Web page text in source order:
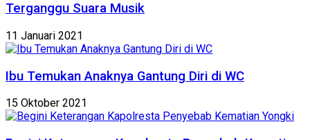
Terganggu Suara Musik
11 Januari 2021
Ibu Temukan Anaknya Gantung Diri di WC
15 Oktober 2021